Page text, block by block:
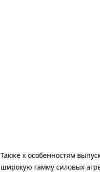
Также к особенностям
широкую гамму силовых